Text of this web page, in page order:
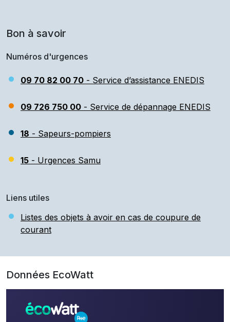
Bon à savoir
Numéros d'urgences
09 70 82 00 70 - Service d’assistance ENEDIS
09 726 750 00 - Service de dépannage ENEDIS
18 - Sapeurs-pompiers
15 - Urgences Samu
Liens utiles
Listes des objets à avoir en cas de coupure de
courant
Données EcoWatt